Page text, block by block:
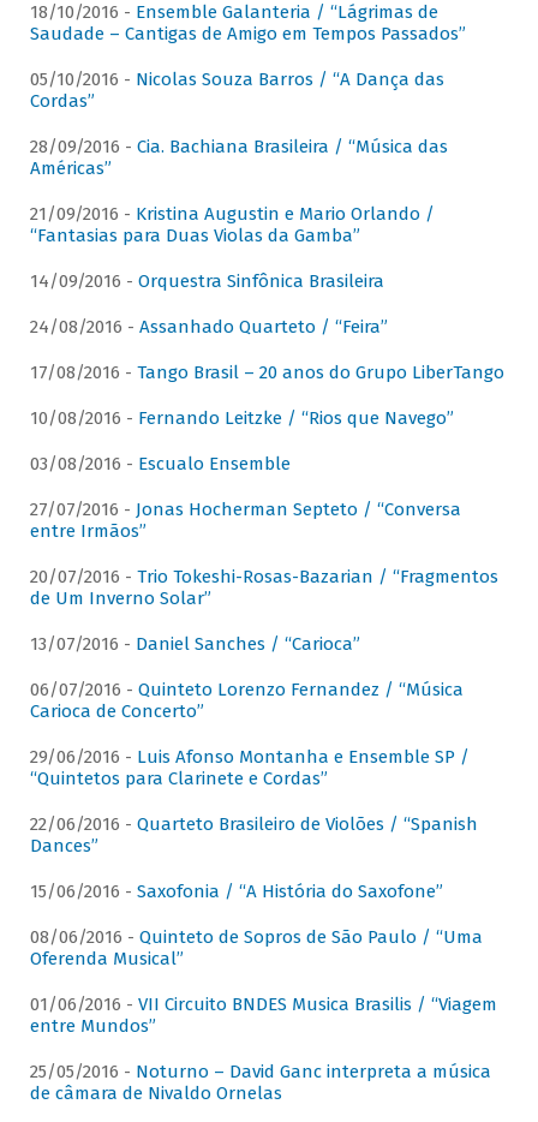
18/10/2016 - Ensemble Galanteria / “Lágrimas de
Saudade – Cantigas de Amigo em Tempos Passados”
05/10/2016 - Nicolas Souza Barros / “A Dança das
Cordas”
28/09/2016 - Cia. Bachiana Brasileira / “Música das
Américas”
21/09/2016 - Kristina Augustin e Mario Orlando /
“Fantasias para Duas Violas da Gamba”
14/09/2016 - Orquestra Sinfônica Brasileira
24/08/2016 - Assanhado Quarteto / “Feira”
17/08/2016 - Tango Brasil – 20 anos do Grupo LiberTango
10/08/2016 - Fernando Leitzke / “Rios que Navego”
03/08/2016 - Escualo Ensemble
27/07/2016 - Jonas Hocherman Septeto / “Conversa
entre Irmãos”
20/07/2016 - Trio Tokeshi-Rosas-Bazarian / “Fragmentos
de Um Inverno Solar”
13/07/2016 - Daniel Sanches / “Carioca”
06/07/2016 - Quinteto Lorenzo Fernandez / “Música
Carioca de Concerto”
29/06/2016 - Luis Afonso Montanha e Ensemble SP /
“Quintetos para Clarinete e Cordas”
22/06/2016 - Quarteto Brasileiro de Violões / “Spanish
Dances”
15/06/2016 - Saxofonia / “A História do Saxofone”
08/06/2016 - Quinteto de Sopros de São Paulo / “Uma
Oferenda Musical”
01/06/2016 - VII Circuito BNDES Musica Brasilis / “Viagem
entre Mundos”
25/05/2016 - Noturno – David Ganc interpreta a música
de câmara de Nivaldo Ornelas